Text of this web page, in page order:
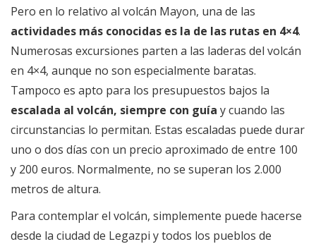
Pero en lo relativo al volcán Mayon, una de las
actividades más conocidas es la de las rutas en 4×4.
Numerosas excursiones parten a las laderas del volcán
en 4×4, aunque no son especialmente baratas.
Tampoco es apto para los presupuestos bajos la
escalada al volcán, siempre con guía y cuando las
circunstancias lo permitan. Estas escaladas puede durar
uno o dos días con un precio aproximado de entre 100
y 200 euros. Normalmente, no se superan los 2.000
metros de altura.
Para contemplar el volcán, simplemente puede hacerse
desde la ciudad de Legazpi y todos los pueblos de